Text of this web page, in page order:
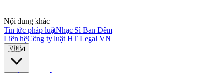
Nội dung khác
Tin tức pháp luậtNhạc Sĩ Ban Đêm
Liên hệCông ty luật HT Legal VN
🇻🇳vi